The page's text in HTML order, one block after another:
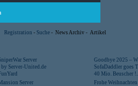
Registration - Suche - News Archiv - Artikel
Server
Goodbye 2025 –
by Server-United.de
SofaDaddler goes
FunYard
40 Mio. Beuscher
Server
Frohe